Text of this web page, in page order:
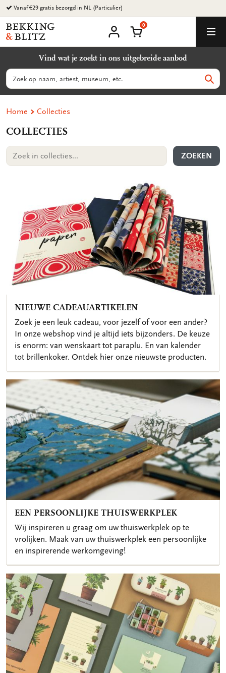
Ga
naar
content
Milieuvriendelijke producten
Bekking
&
B.V.
account
Winkelmand
0
Vind wat je zoekt in ons uitgebreide aanbod
Zoeken
Home Collecties
COLLECTIES
Zoek
ZOEKEN
NIEUWE CADEAUARTIKELEN
Zoek je een leuk cadeau, voor jezelf of voor een ander?
In onze webshop vind je altijd iets bijzonders. De keuze
is enorm: van wenskaart tot paraplu. En van kalender
tot brillenkoker. Ontdek hier onze nieuwste producten.
EEN PERSOONLIJKE THUISWERKPLEK
Wij inspireren u graag om uw thuiswerkplek op te
vrolijken. Maak van uw thuiswerkplek een persoonlijke
en inspirerende werkomgeving!